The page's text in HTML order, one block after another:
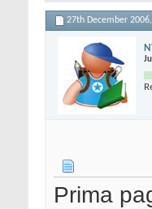
27th December 2006,
Prima